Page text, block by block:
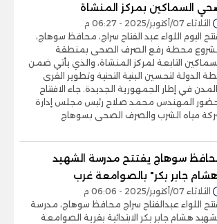
السماكين بمركز المنشاة
الثلاثاء 07/أكتوبر/2025 - 06:27 م
اليوم اللواء عبد الفتاح سراج، محافظ سوهاج،
محطة رفع الصرف الصحى بمنطقة
التابعة لمركز المنشاة، والذي يأتي ضمن
الدولة لتحسين البنية التحتية وتطوير القرى
في إطار الجمهورية الجديدة. جاء الافتتاح
المهندس محمد صلاح رئيس مجلس إدارة
مياه الشرب والصرف الصحى بسوهاج
سوهاج يفتتح مدرسة الشهيد
جابر بكر" بالصوامعة غرب
الثلاثاء 07/أكتوبر/2025 - 06:06 م
اللواء عبدالفتاح سراج محافظ سوهاج، مدرسة
هشام جابر بكر الابتدائية بقرية الصوامعة